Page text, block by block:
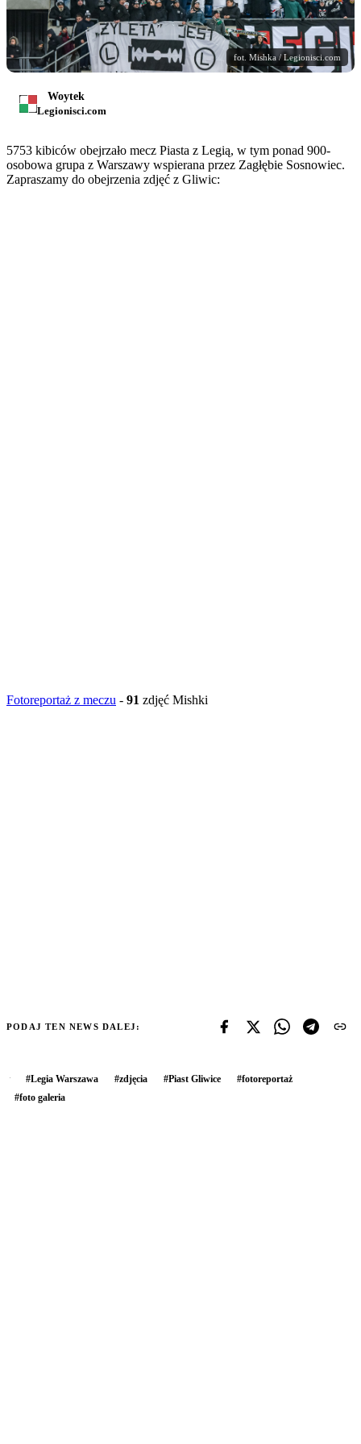
fot. Mishka / Legionisci.com
Woytek
Legionisci.com
5753 kibiców obejrzało mecz Piasta z Legią, w tym ponad 900-
osobowa grupa z Warszawy wspierana przez Zagłębie Sosnowiec.
Zapraszamy do obejrzenia zdjęć z Gliwic:
Fotoreportaż z meczu - 91 zdjęć Mishki
PODAJ TEN NEWS DALEJ:
#Legia Warszawa #zdjęcia #Piast Gliwice #fotoreportaż
#foto galeria